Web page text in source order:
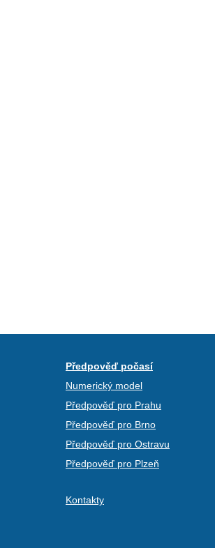
Předpověď počasí
Numerický model
Předpověď pro Prahu
Předpověď pro Brno
Předpověď pro Ostravu
Předpověď pro Plzeň
Kontakty